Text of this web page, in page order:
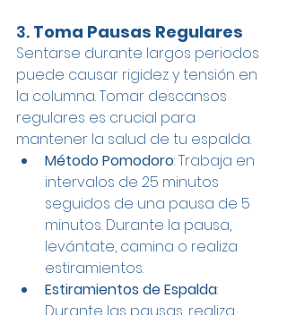
3. Toma Pausas Regulares
Sentarse durante largos periodos
puede causar rigidez y tensión en
la columna. Tomar descansos
regulares es crucial para
mantener la salud de tu espalda.
Método Pomodoro: Trabaja en
intervalos de 25 minutos
seguidos de una pausa de 5
minutos. Durante la pausa,
levántate, camina o realiza
estiramientos.
Estiramientos de Espalda: